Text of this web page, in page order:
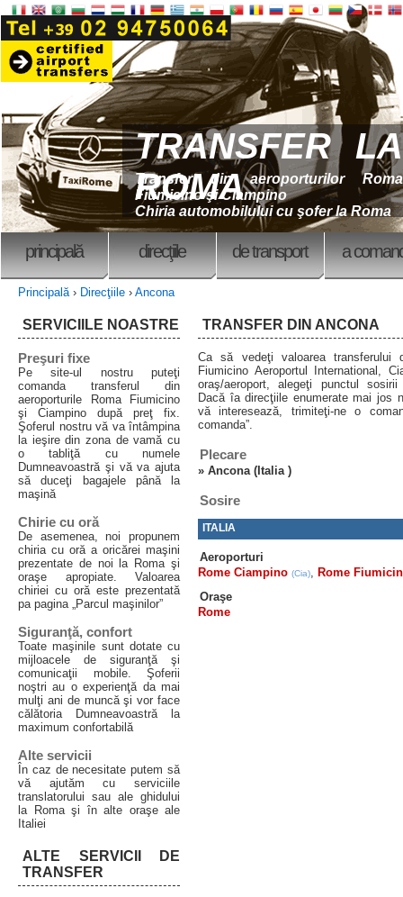
TRANSFER LA
ROMA
Transfer din aeroporturilor Roma
Fiumicino şi Ciampino
Chiria automobilului cu şofer la Roma
principală direcţiile de transport a
Principală› Direcţiile › Ancona
TRANSFER DIN ANCONA
Ca să vedeţi valoarea transferului
Fiumicino Aeroportul International,
oraş/aeroport, alegeţi punctul
Dacă îa direcţiile enumerate mai jos
vă interesează, trimiteţi-ne o
comanda”.
Plecare
» Ancona (Italia )
Sosire
ITALIA
Aeroporturi
Rome Ciampino (Cia), Rome
Oraşe
Rome
SERVICIILE NOASTRE
Preşuri fixe
Pe site-ul nostru puteţi
comanda transferul din
aeroporturile Roma Fiumicino
şi Ciampino după preţ fix.
Şoferul nostru vă va întâmpina
la ieşire din zona de vamă cu
o tabliţă cu numele
Dumneavoastră şi vă va ajuta
să duceţi bagajele până la
maşină
Chirie cu oră
De asemenea, noi propunem
chiria cu oră a oricărei maşini
prezentate de noi la Roma şi
oraşe apropiate. Valoarea
chiriei cu oră este prezentată
pa pagina „Parcul maşinilor”
Siguranţă, confort
Toate maşinile sunt dotate cu
mijloacele de siguranţă şi
comunicaţii mobile. Şoferii
noştri au o experienţă da mai
mulţi ani de muncă şi vor face
călătoria Dumneavoastră la
maximum confortabilă
Alte servicii
În caz de necesitate putem să
vă ajutăm cu serviciile
translatorului sau ale ghidului
la Roma şi în alte oraşe ale
Italiei
ALTE SERVICII DE
TRANSFER